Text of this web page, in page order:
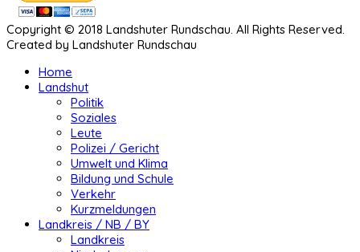
Copyright © 2018 Landshuter Rundschau. All Rights Reserved.
Created by Landshuter Rundschau
Home
Landshut
Politik
Soziales
Leute
Polizei / Gericht
Umwelt und Klima
Bildung und Schule
Verkehr
Kurzmeldungen
Landkreis / NB / BY
Landkreis